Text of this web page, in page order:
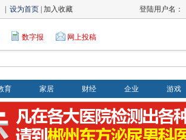
| 设为首页 | 加入收藏 登陆用户名：
数字报 网上投稿
育 家居 财经 企业 游戏